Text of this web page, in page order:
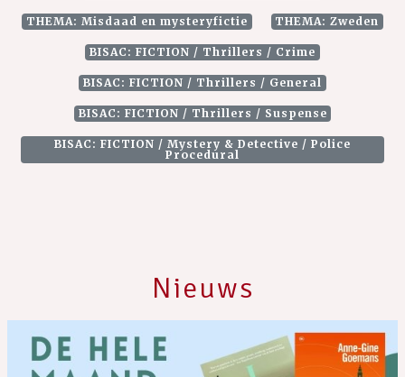
THEMA: Misdaad en mysteryfictie THEMA: Zweden
BISAC: FICTION / Thrillers / Crime
BISAC: FICTION / Thrillers / General
BISAC: FICTION / Thrillers / Suspense
BISAC: FICTION / Mystery & Detective / Police
Procedural
Nieuws